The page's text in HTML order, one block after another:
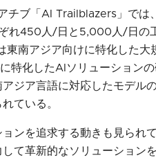
チブ「AI Trailblazers」では
れ450人/日と5,000人/日の
南アジア向けに特化した大
特化したAIソリューション
ジア言語に対応したモデル
ている。
ンを追求する動きも見られ
て革新的なソリューション